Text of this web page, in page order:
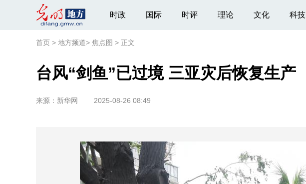
时政 国际 时评 理论 文化 科技
首页 > 地方频道> 焦点图 > 正文
台风“剑鱼”已过境 三亚灾后恢复生产
来源： 新华网 2025-08-26 08:49